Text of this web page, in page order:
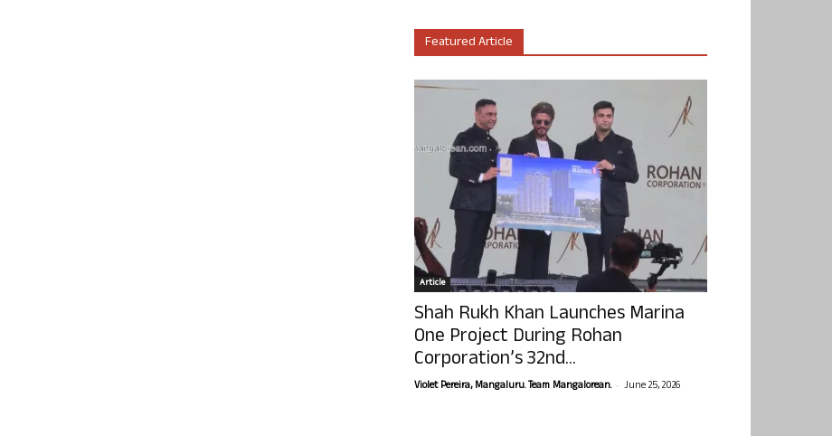
Featured Article
Article
Shah Rukh Khan Launches Marina
One Project During Rohan
Corporation’s 32nd...
Violet Pereira, Mangaluru. Team Mangalorean. - June 25, 2026